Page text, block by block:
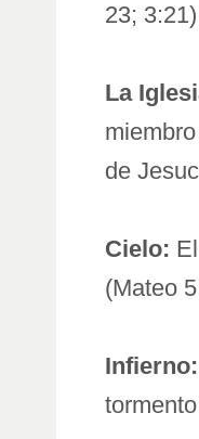
23; 3:21)
La
de
Cielo:
(Mateo
Infierno: